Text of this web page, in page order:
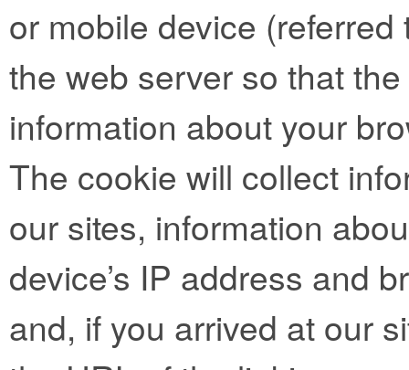
or mobile device (referred
the web server so that
information about your
The cookie will collect
our sites, information
device’s IP address and
and, if you arrived at our